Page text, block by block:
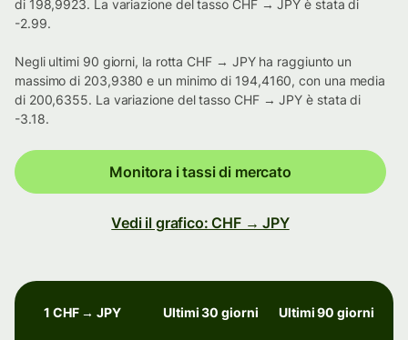
di 198,9923. La variazione del tasso CHF → JPY è stata di
-2.99.
Negli ultimi 90 giorni, la rotta CHF → JPY ha raggiunto un
massimo di 203,9380 e un minimo di 194,4160, con una media
di 200,6355. La variazione del tasso CHF → JPY è stata di
-3.18.
Monitora i tassi di mercato
Vedi il grafico: CHF → JPY
1 CHF → JPY Ultimi 30 giorni Ultimi 90 giorni